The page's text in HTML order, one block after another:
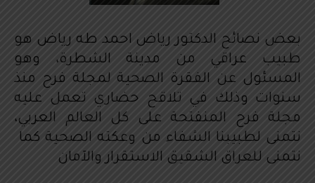
بعض نصائح الدكتور رياض احمد طه رياض هو
طبيب عراقي من مدينة الشطرة، وهو
المسئول عن الفقرة الصحية لمجلة فرح منذ
سنوات وذلك في تلاقح حضاري تعمل عليه
مجلة فرح المنفتحة على كل العالم العربي،
نتمنى لطبيبنا الشفاء من وعكته الصحية كما
نتمنى للعراق الشقيق الاستقرار والآمان